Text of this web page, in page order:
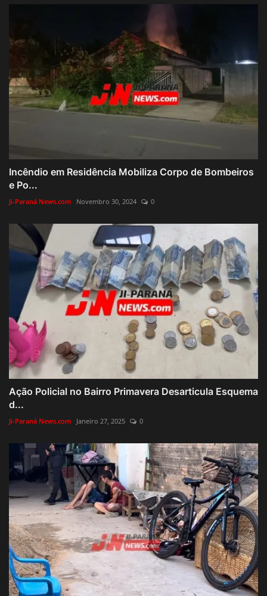
Incêndio em Residência Mobiliza Corpo de Bombeiros
e Po...
Ji-Paraná News.com Novembro 30, 2024 0
Ação Policial no Bairro Primavera Desarticula Esquema
d...
Ji-Paraná News.com Janeiro 27, 2025 0